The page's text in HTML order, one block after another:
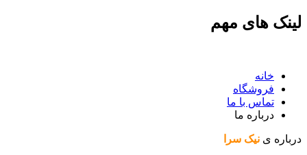
لینک های مهم
خانه
فروشگاه
تماس با ما
درباره ما
درباره ی نیک سرا